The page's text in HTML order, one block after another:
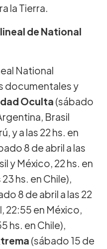
la Tierra.
de National
National
documentales y
Oculta (sábado
Brasil
y a las 22 hs. en
8 de abril a las
y México, 22 hs. en
hs. en Chile),
8 de abril a las 22
22:55 en México,
hs. en Chile),
(sábado 15 de